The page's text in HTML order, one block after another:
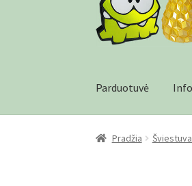
Parduotuvė
PradžiaCheckout
Pradžia